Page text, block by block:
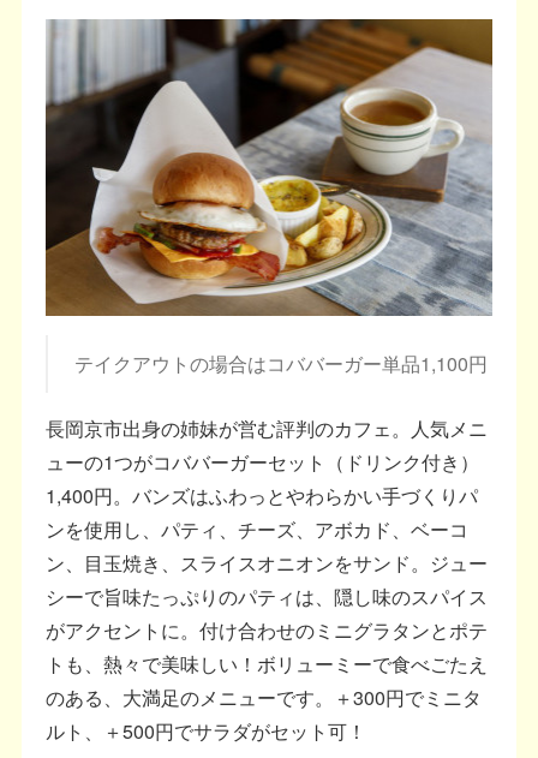
テイクアウトの場合はコババーガー単品1,100円
長岡京市出身の姉妹が営む評判のカフェ。人気メニ
ューの1つがコババーガーセット（ドリンク付き）
1,400円。バンズはふわっとやわらかい手づくりパ
ンを使用し、パティ、チーズ、アボカド、ベーコ
ン、目玉焼き、スライスオニオンをサンド。ジュー
シーで旨味たっぷりのパティは、隠し味のスパイス
がアクセントに。付け合わせのミニグラタンとポテ
トも、熱々で美味しい！ボリューミーで食べごたえ
のある、大満足のメニューです。＋300円でミニタ
ルト、＋500円でサラダがセット可！